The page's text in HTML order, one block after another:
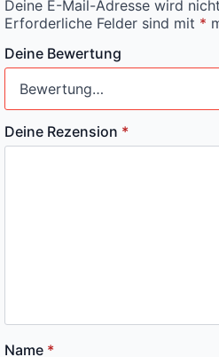
Deine E-Mail-Adresse wird
Erforderliche Felder sind mit *
Deine Bewertung
Deine Rezension *
Name *